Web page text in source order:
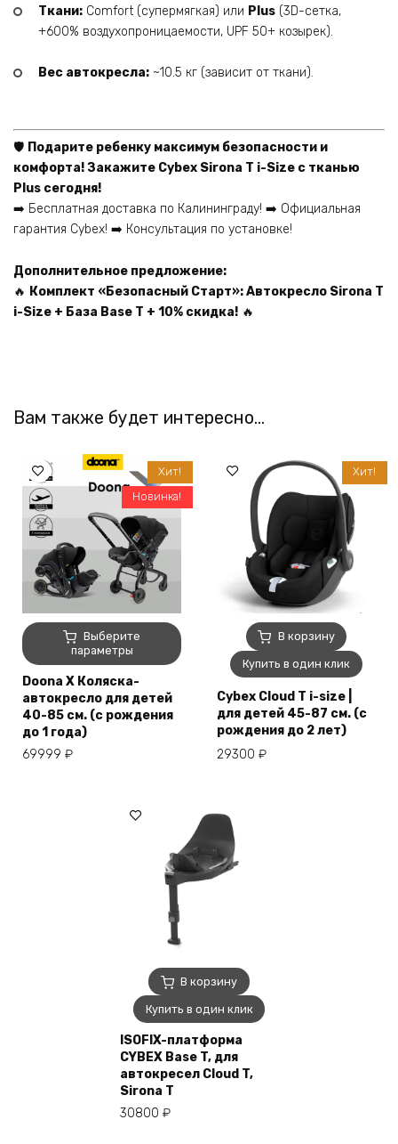
Ткани: Comfort (супермягкая) или Plus (3D-сетка,
+600% воздухопроницаемости, UPF 50+ козырек).
Вес автокресла: ~10.5 кг (зависит от ткани).
🛡️ Подарите ребенку максимум безопасности и
комфорта! Закажите Cybex Sirona T i-Size с тканью
Plus сегодня!
➡️ Бесплатная доставка по Калининграду! ➡️ Официальная
гарантия Cybex! ➡️ Консультация по установке!
Дополнительное предложение:
🔥 Комплект «Безопасный Старт»: Автокресло Sirona T
i-Size + База Base T + 10% скидка! 🔥
Вам также будет интересно…
Выберите
параметры
Этот
товар
имеет
несколько
вариаций.
Опции
товара.
Хит!
Новинка!
Doona X Коляска-
автокресло для детей
40-85 см. (с рождения
до 1 года)
69999 ₽
В корзину
Купить в один клик
Хит!
Cybex Cloud T i-size |
для детей 45-87 см. (с
рождения до 2 лет)
29300 ₽
В корзину
Купить в один клик
ISOFIX-платформа
CYBEX Base T, для
автокресел Cloud T,
Sirona T
30800 ₽